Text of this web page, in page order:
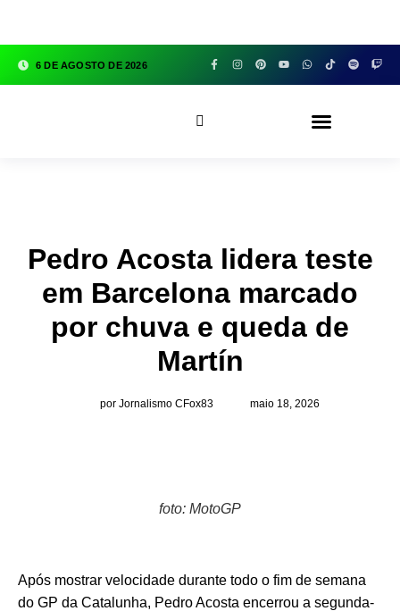
6 DE AGOSTO DE 2026
Pedro Acosta lidera teste
em Barcelona marcado
por chuva e queda de
Martín
por Jornalismo CFox83 maio 18, 2026
foto: MotoGP
Após mostrar velocidade durante todo o fim de semana
do GP da Catalunha, Pedro Acosta encerrou a segunda-